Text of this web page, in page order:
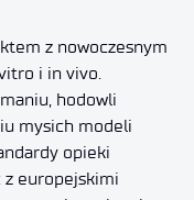
z nowoczesnym
i in vivo.
hodowli
mysich modeli
opieki
z europejskimi